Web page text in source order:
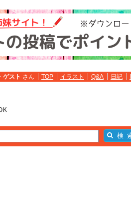
ゲスト さん TOP イラスト Q&A 日記